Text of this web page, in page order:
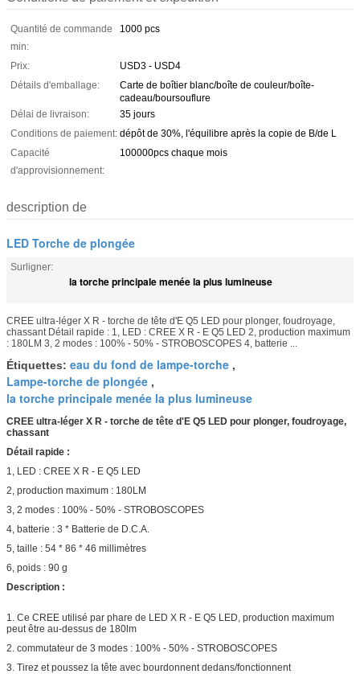
Quantité de commande
min:
1000 pcs
Prix:
USD3 - USD4
Détails d'emballage:
Carte de boîtier blanc/boîte de couleur/boîte-
cadeau/boursouflure
Délai de livraison:
35 jours
Conditions de paiement: dépôt de 30%, l'équilibre après la copie de B/de L
Capacité
d'approvisionnement:
100000pcs chaque mois
description de
LED Torche de plongée
Surligner:
la torche principale menée la plus lumineuse
CREE ultra-léger X R - torche de tête d'E Q5 LED pour plonger, foudroyage,
chassant Détail rapide : 1, LED : CREE X R - E Q5 LED 2, production maximum
: 180LM 3, 2 modes : 100% - 50% - STROBOSCOPES 4, batterie ...
Étiquettes: eau du fond de lampe-torche ,
Lampe-torche de plongée ,
la torche principale menée la plus lumineuse
CREE ultra-léger X R - torche de tête d'E Q5 LED pour plonger, foudroyage,
chassant
Détail rapide :
1, LED : CREE X R - E Q5 LED
2, production maximum : 180LM
3, 2 modes : 100% - 50% - STROBOSCOPES
4, batterie : 3 * Batterie de D.C.A.
5, taille : 54 * 86 * 46 millimètres
6, poids : 90 g
Description :
1. Ce CREE utilisé par phare de LED X R - E Q5 LED, production maximum
peut être au-dessus de 180lm
2. commutateur de 3 modes : 100% - 50% - STROBOSCOPES
3. Tirez et poussez la tête avec bourdonnent dedans/fonctionnent